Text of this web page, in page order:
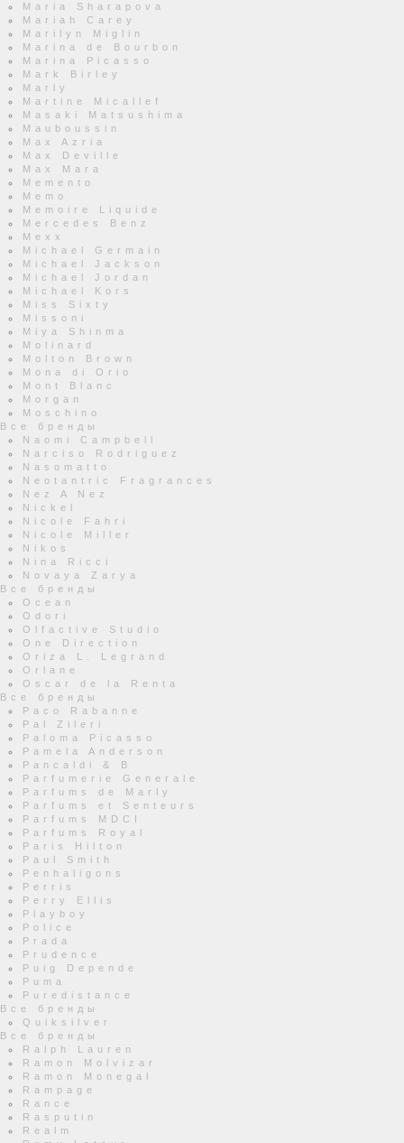
Maria Sharapova
Mariah Carey
Marilyn Miglin
Marina de Bourbon
Marina Picasso
Mark Birley
Marly
Martine Micallef
Masaki Matsushima
Mauboussin
Max Azria
Max Deville
Max Mara
Memento
Memo
Memoire Liquide
Mercedes Benz
Mexx
Michael Germain
Michael Jackson
Michael Jordan
Michael Kors
Miss Sixty
Missoni
Miya Shinma
Molinard
Molton Brown
Mona di Orio
Mont Blanc
Morgan
Moschino
Все бренды
Naomi Campbell
Narciso Rodriguez
Nasomatto
Neotantric Fragrances
Nez A Nez
Nickel
Nicole Fahri
Nicole Miller
Nikos
Nina Ricci
Novaya Zarya
Все бренды
Ocean
Odori
Olfactive Studio
One Direction
Oriza L. Legrand
Orlane
Oscar de la Renta
Все бренды
Paco Rabanne
Pal Zileri
Paloma Picasso
Pamela Anderson
Pancaldi & B
Parfumerie Generale
Parfums de Marly
Parfums et Senteurs
Parfums MDCI
Parfums Royal
Paris Hilton
Paul Smith
Penhaligons
Perris
Perry Ellis
Playboy
Police
Prada
Prudence
Puig Depende
Puma
Puredistance
Все бренды
Quiksilver
Все бренды
Ralph Lauren
Ramon Molvizar
Ramon Monegal
Rampage
Rance
Rasputin
Realm